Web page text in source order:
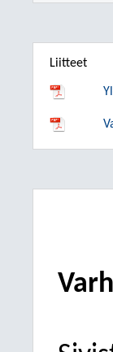
Liitteet